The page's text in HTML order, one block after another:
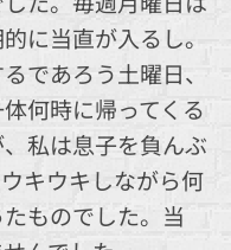
に当直が入るし。
であろう土曜日、
何時に帰ってくる
私は息子を負んぶ
キウキしながら何
ものでした。当